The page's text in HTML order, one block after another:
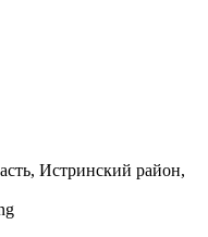
Истринский район,